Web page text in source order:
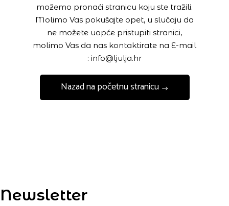
možemo pronaći stranicu koju ste tražili.
Molimo Vas pokušajte opet, u slučaju da
ne možete uopće pristupiti stranici,
molimo Vas da nas kontaktirate na E-mail
: info@ljulja.hr
Nazad na početnu stranicu
Newsletter